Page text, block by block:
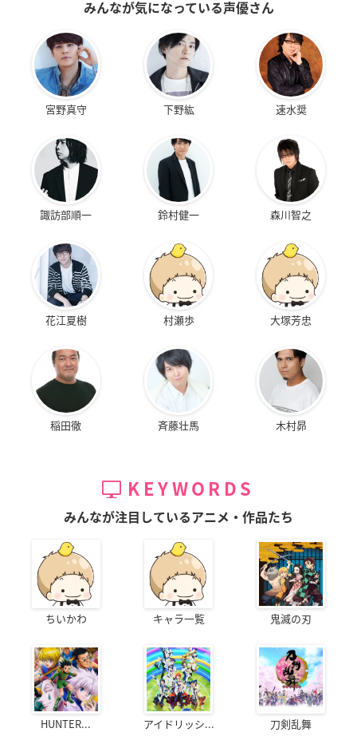
みんなが気になっている声優さん
宮野真守 下野紘 速水奨
諏訪部順一 鈴村健一 森川智之
花江夏樹 村瀬歩 大塚芳忠
稲田徹 斉藤壮馬 木村昴
KEYWORDS
みんなが注目しているアニメ・作品たち
ちいかわ キャラ一覧 鬼滅の刃
HUNTER... アイドリッシ... 刀剣乱舞